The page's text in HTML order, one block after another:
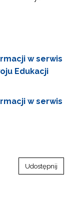
w serwis
Edukacji
w serwis
Udostępnij